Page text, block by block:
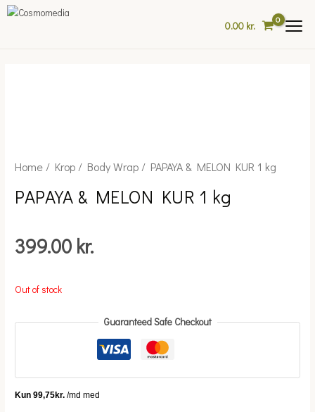
Skip
0.00 kr.
Home/ Krop/ Body Wrap/ PAPAYA & MELON KUR 1 kg
PAPAYA & MELON KUR 1 kg
399.00 kr.
Out of stock
Guaranteed Safe Checkout